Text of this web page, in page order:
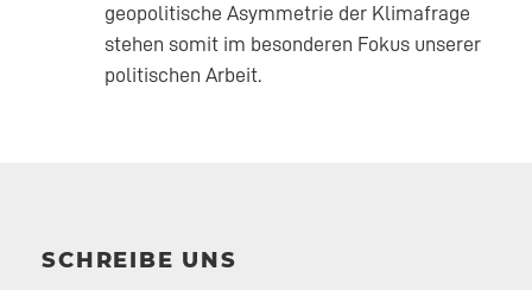
geopolitische Asymmetrie der Klimafrage
stehen somit im besonderen Fokus unserer
politischen Arbeit.
SCHREIBE UNS